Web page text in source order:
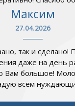
Максим
27.04.2026
так и сделано!
даже на день
Вам большое!
всем